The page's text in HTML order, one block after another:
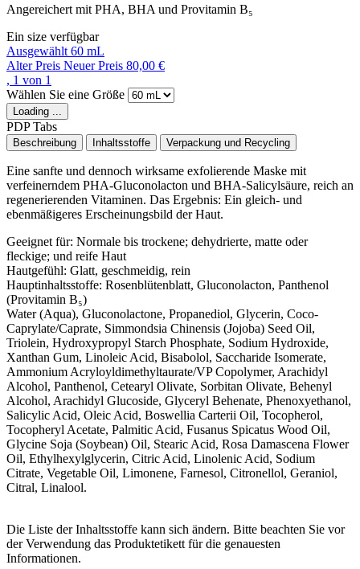
Angereichert mit PHA, BHA und Provitamin B₅
Ein size verfügbar
Ausgewählt 60 mL
Alter Preis Neuer Preis 80,00 €
, 1 von 1
Wählen Sie eine Größe
Loading ...
PDP Tabs
Beschreibung Inhaltsstoffe Verpackung und Recycling
Eine sanfte und dennoch wirksame exfolierende Maske mit
verfeinerndem PHA-Gluconolacton und BHA-Salicylsäure, reich an
regenerierenden Vitaminen. Das Ergebnis: Ein gleich- und
ebenmäßigeres Erscheinungsbild der Haut.
Geeignet für: Normale bis trockene; dehydrierte, matte oder
fleckige; und reife Haut
Hautgefühl: Glatt, geschmeidig, rein
Hauptinhaltsstoffe: Rosenblütenblatt, Gluconolacton, Panthenol
(Provitamin B₅)
Water (Aqua), Gluconolactone, Propanediol, Glycerin, Coco-
Caprylate/Caprate, Simmondsia Chinensis (Jojoba) Seed Oil,
Triolein, Hydroxypropyl Starch Phosphate, Sodium Hydroxide,
Xanthan Gum, Linoleic Acid, Bisabolol, Saccharide Isomerate,
Ammonium Acryloyldimethyltaurate/VP Copolymer, Arachidyl
Alcohol, Panthenol, Cetearyl Olivate, Sorbitan Olivate, Behenyl
Alcohol, Arachidyl Glucoside, Glyceryl Behenate, Phenoxyethanol,
Salicylic Acid, Oleic Acid, Boswellia Carterii Oil, Tocopherol,
Tocopheryl Acetate, Palmitic Acid, Fusanus Spicatus Wood Oil,
Glycine Soja (Soybean) Oil, Stearic Acid, Rosa Damascena Flower
Oil, Ethylhexylglycerin, Citric Acid, Linolenic Acid, Sodium
Citrate, Vegetable Oil, Limonene, Farnesol, Citronellol, Geraniol,
Citral, Linalool.
Die Liste der Inhaltsstoffe kann sich ändern. Bitte beachten Sie vor
der Verwendung das Produktetikett für die genauesten
Informationen.